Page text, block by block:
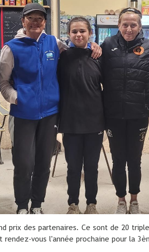
prix des partenaires. Ce sont de 20
vous l'année prochaine pour la